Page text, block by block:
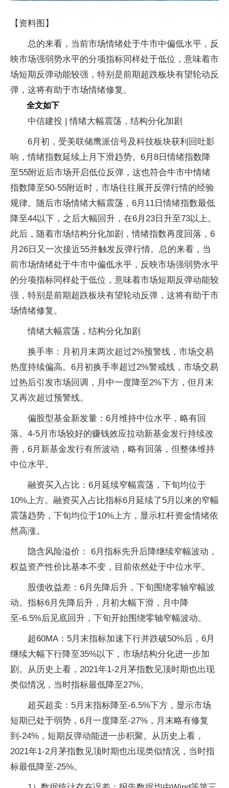
【资料图】
总的来看，当前市场情绪处于牛市中偏低水平，反
映市场强弱势水平的分项指标同样处于低位，意味着市
场短期反弹动能较强，特别是前期超跌板块有望轮动反
弹，这将有助于市场情绪修复。
全文如下
中信建投 | 情绪大幅震荡，结构分化加剧
6月初，受美联储鹰派信号及科技板块获利回吐影
响，情绪指数延续上月下滑趋势。6月8日情绪指数降
至55附近后市场开启低位反弹，这也符合牛市中情绪
指数降至50-55附近时，市场往往展开反弹行情的经验
规律。随后市场情绪大幅震荡，6月11日情绪指数最低
降至44以下，之后大幅回升，在6月23日升至73以上。
此后，随着市场结构分化加剧，情绪指数再度回落，6
月26日又一次接近55并触发反弹行情。总的来看，当
前市场情绪处于牛市中偏低水平，反映市场强弱势水平
的分项指标同样处于低位，意味着市场短期反弹动能较
强，特别是前期超跌板块有望轮动反弹，这将有助于市
场情绪修复。
情绪大幅震荡，结构分化加剧
换手率：月初月末两次超过2%预警线，市场交易
热度持续偏高。6月初换手率超过2%警戒线，市场交易
过热后引发市场回调，月中一度降至2%下方，但月末
又再次超过预警线。
偏股型基金新发量：6月维持中位水平，略有回
落。4-5月市场较好的赚钱效应拉动新基金发行持续改
善，6月新基金发行有所波动，略有回落，但整体维持
中位水平。
融资买入占比：6月延续窄幅震荡，下旬均位于
10%上方。融资买入占比指标6月延续了5月以来的窄幅
震荡趋势，下旬均位于10%上方，显示杠杆资金情绪依
然高涨。
隐含风险溢价： 6月指标先升后降继续窄幅波动，
权益资产性价比基本不变，目前依然处于中位水平。
股债收益差：6月先降后升，下旬围绕零轴窄幅波
动。指标6月先降后升，月初大幅下滑，月中降
至-6.5%后见底回升，下旬开始围绕零轴窄幅波动。
超60MA：5月末指标加速下行并跌破50%后，6月
继续大幅下行降至35%以下，市场结构分化进一步加
剧。从历史上看，2021年1-2月茅指数见顶时期也出现
类似情况，当时指标最低降至27%。
超买超卖：5月末指标降至-6.5%下方，显示市场
短期已处于弱势，6月一度降至-27%，月末略有修复
到-24%，短期反弹动能进一步积聚。从历史上看，
2021年1-2月茅指数见顶时期也出现类似情况，当时指
标最低降至-25%。